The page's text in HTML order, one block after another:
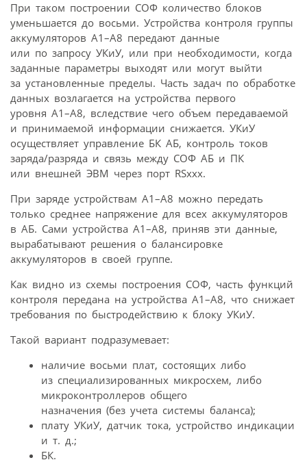
При таком построении СОФ количество блоков
уменьшается до восьми. Устройства контроля группы
аккумуляторов А1–А8 передают данные
или по запросу УКиУ, или при необходимости, когда
заданные параметры выходят или могут выйти
за установленные пределы. Часть задач по обработке
данных возлагается на устройства первого
уровня А1–А8, вследствие чего объем передаваемой
и принимаемой информации снижается. УКиУ
осуществляет управление БК АБ, контроль токов
заряда/разряда и связь между СОФ АБ и ПК
или внешней ЭВМ через порт RSxxx.
При заряде устройствам А1–А8 можно передать
только среднее напряжение для всех аккумуляторов
в АБ. Сами устройства А1–А8, приняв эти данные,
вырабатывают решения о балансировке
аккумуляторов в своей группе.
Как видно из схемы построения СОФ, часть функций
контроля передана на устройства А1–А8, что снижает
требования по быстродействию к блоку УКиУ.
Такой вариант подразумевает:
наличие восьми плат, состоящих либо
из специализированных микросхем, либо
микроконтроллеров общего
назначения (без учета системы баланса);
плату УКиУ, датчик тока, устройство индикации
и т. д.;
БК.